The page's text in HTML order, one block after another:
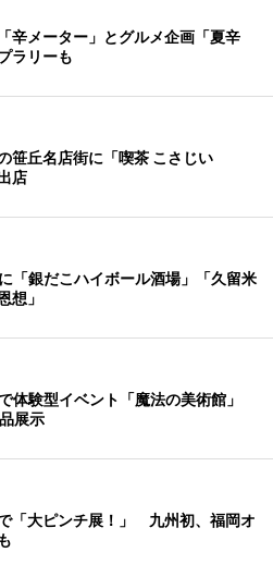
辛メーター」とグルメ企画「夏辛
ラリーも
笹丘名店街に「喫茶 こさじい
店
「銀だこハイボール酒場」「久留米
想」
体験型イベント「魔法の美術館」
展示
「大ピンチ展！」 九州初、福岡オ